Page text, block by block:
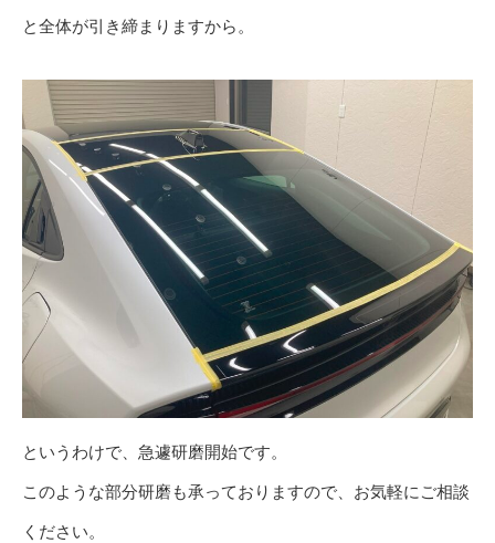
と全体が引き締まりますから。
というわけで、急遽研磨開始です。
このような部分研磨も承っておりますので、お気軽にご相談
ください。